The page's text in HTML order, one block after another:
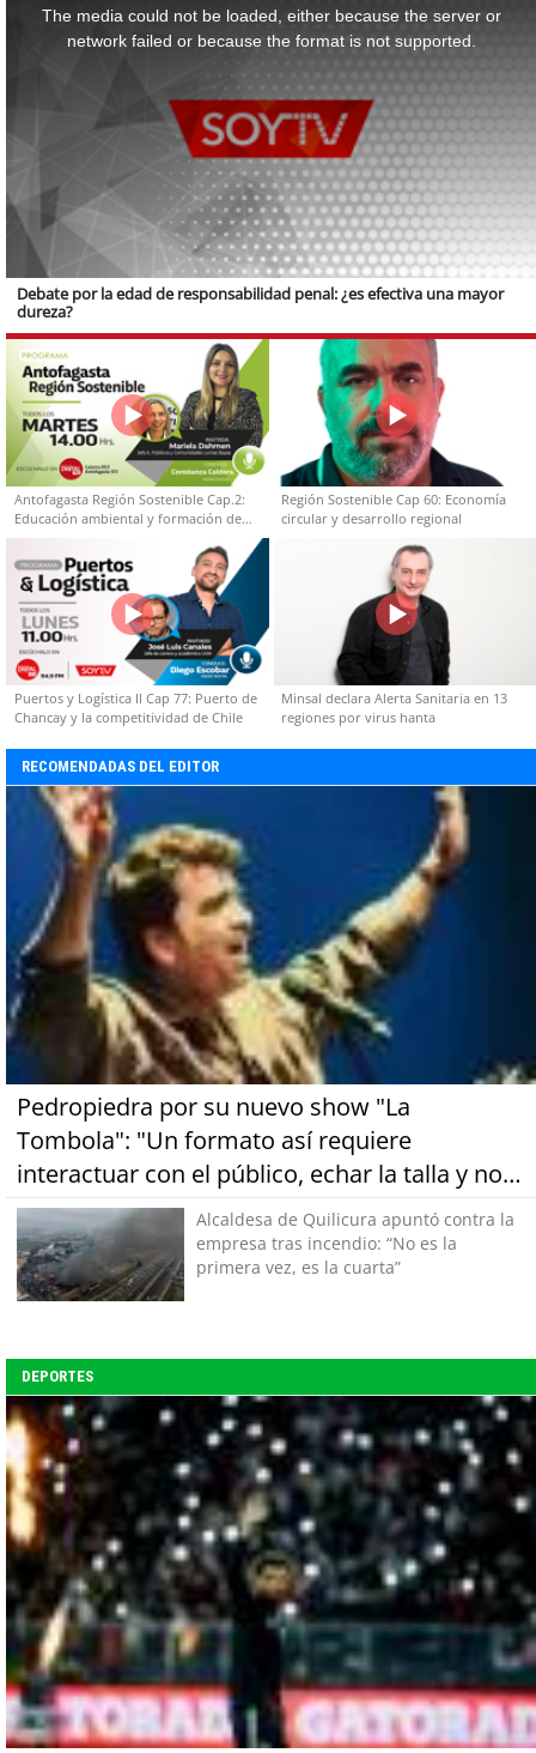
The media could not be loaded, either because the server or
network failed or because the format is not supported.
Debate por la edad de responsabilidad penal: ¿es efectiva una mayor
dureza?
Antofagasta Región Sostenible Cap.2:
Educación ambiental y formación de
capacidades técnicas
Región Sostenible Cap 60: Economía
circular y desarrollo regional
Puertos y Logística II Cap 77: Puerto de
Chancay y la competitividad de Chile
Minsal declara Alerta Sanitaria en 13
regiones por virus hanta
RECOMENDADAS DEL EDITOR
Pedropiedra por su nuevo show "La
Tombola": "Un formato así requiere
interactuar con el público, echar la talla y no
tener miedo a equivocarse"Alcaldesa de Quilicura apuntó contra la
empresa tras incendio: “No es la
primera vez, es la cuarta”
DEPORTES